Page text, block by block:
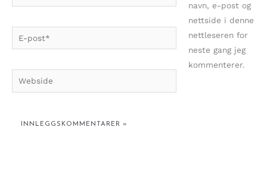
post*
Webside
navn, e-post og
nettside i denne
nettleseren for
neste gang jeg
kommenterer.